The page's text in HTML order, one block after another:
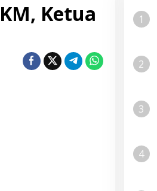
Ketua
1
2
3
4